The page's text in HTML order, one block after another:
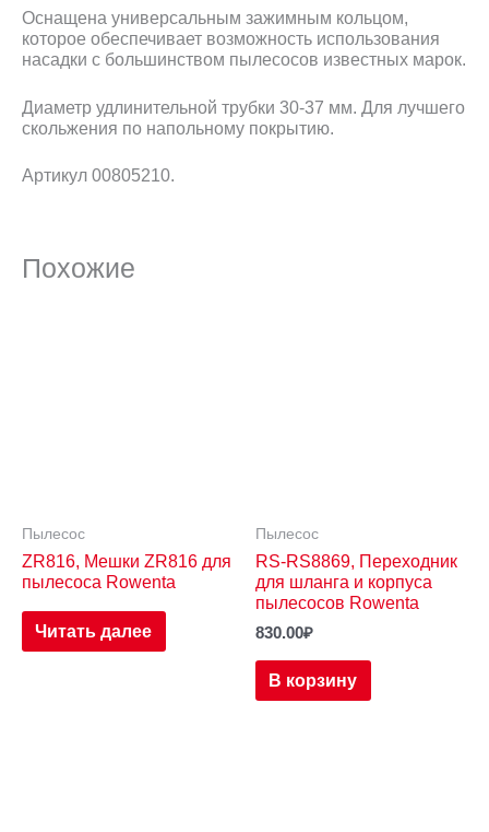
Оснащена универсальным зажимным кольцом,
которое обеспечивает возможность использования
насадки с большинством пылесосов известных марок.
Диаметр удлинительной трубки 30-37 мм. Для лучшего
скольжения по напольному покрытию.
Артикул 00805210.
Похожие
Пылесос
ZR816, Мешки ZR816 для
пылесоса Rowenta
Читать далее
Пылесос
RS-RS8869, Переходник
для шланга и корпуса
пылесосов Rowenta
830.00₽
В корзину